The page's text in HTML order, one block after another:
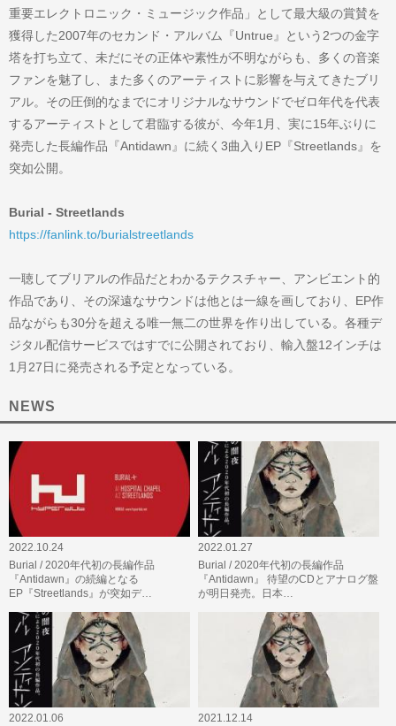
重要エレクトロニック・ミュージック作品」として最大級の賞賛を
獲得した2007年のセカンド・アルバム『Untrue』という2つの金字
塔を打ち立て、未だにその正体や素性が不明ながらも、多くの音楽
ファンを魅了し、また多くのアーティストに影響を与えてきたブリ
アル。その圧倒的なまでにオリジナルなサウンドでゼロ年代を代表
するアーティストとして君臨する彼が、今年1月、実に15年ぶりに
発売した長編作品『Antidawn』に続く3曲入りEP『Streetlands』を
突如公開。
Burial - Streetlands
https://fanlink.to/burialstreetlands
一聴してブリアルの作品だとわかるテクスチャー、アンビエント的
作品であり、その深遠なサウンドは他とは一線を画しており、EP作
品ながらも30分を超える唯一無二の世界を作り出している。各種デ
ジタル配信サービスではすでに公開されており、輸入盤12インチは
1月27日に発売される予定となっている。
NEWS
2022.10.24
Burial / 2020年代初の長編作品
『Antidawn』の続編となる
EP『Streetlands』が突如デ…
2022.01.27
Burial / 2020年代初の長編作品
『Antidawn』 待望のCDとアナログ盤
が明日発売。日本…
2022.01.06
2021.12.14